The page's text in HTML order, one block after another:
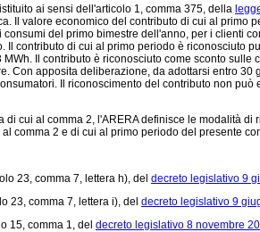
ai sensi dell'articolo 1, comma 375, della
Il valore economico del contributo di cui al primo
del primo bimestre dell'anno, per i clienti
contributo di cui al primo periodo è riconosciuto
Il contributo è riconosciuto come sconto sulle
Con apposita deliberazione, da adottarsi entro 30
Il riconoscimento del contributo non può
cui al comma 2, l'ARERA definisce le modalità di
comma 2 e di cui al primo periodo del presente
23, comma 7, lettera h), del decreto legislativo 9
comma 7, lettera i), del decreto legislativo 9
15, comma 1, del decreto legislativo 8 novembre